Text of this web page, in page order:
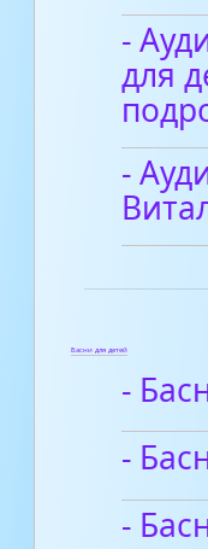
-
для
-
Басни для детей
-
-
-